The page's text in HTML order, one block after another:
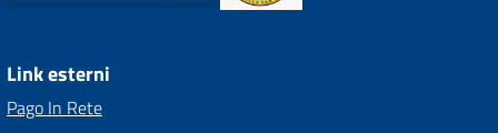
Link esterni
Pago In Rete